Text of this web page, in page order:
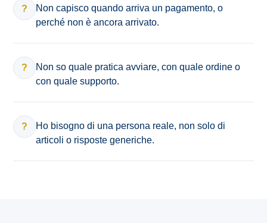
?
Non capisco quando arriva un pagamento, o
perché non è ancora arrivato.
?
Non so quale pratica avviare, con quale ordine o
con quale supporto.
?
Ho bisogno di una persona reale, non solo di
articoli o risposte generiche.